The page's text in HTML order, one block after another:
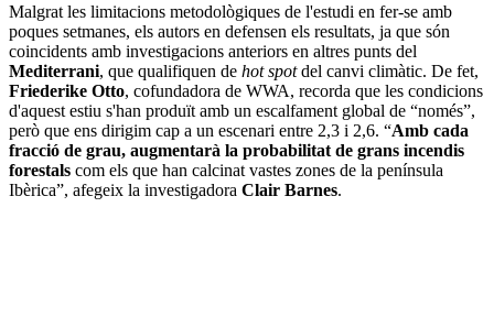
Malgrat les limitacions metodològiques de l'estudi en fer-se amb
poques setmanes, els autors en defensen els resultats, ja que són
coincidents amb investigacions anteriors en altres punts del
Mediterrani, que qualifiquen de hot spotdel canvi climàtic. De fet,
Friederike Otto, cofundadora de WWA, recorda que les condicions
d'aquest estiu s'han produït amb un escalfament global de “només”,
però que ens dirigim cap a un escenari entre 2,3 i 2,6. “Amb cada
fracció de grau, augmentarà la probabilitat de grans incendis
forestals com els que han calcinat vastes zones de la península
Ibèrica”, afegeix la investigadora Clair Barnes.